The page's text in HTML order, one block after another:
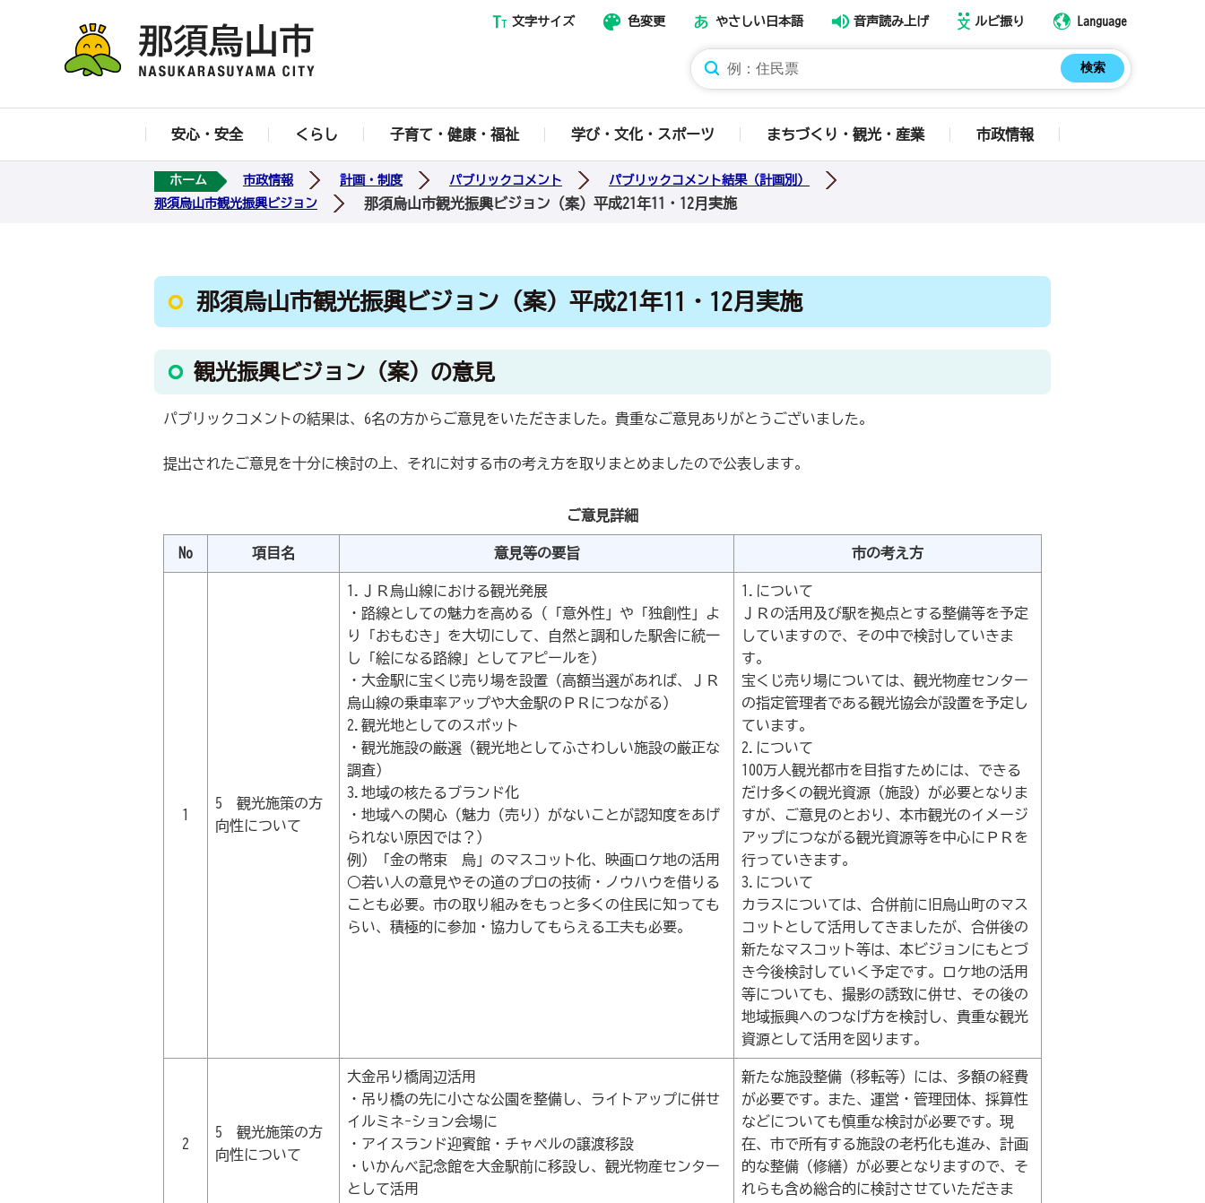
那須烏山市ホームページ
文字サイズ 色変更 やさしい日本語 音声読み上げ ルビ振り Language
安心・安全 くらし 子育て・健康・福祉 学び・文化・スポーツ まちづくり・観光・産業 市政情報
ホーム 市政情報 計画・制度 パブリックコメント
パブリックコメント結果（計画別）
那須烏山市観光振興ビジョン
那須烏山市観光振興ビジョン（案）平成21年11・12月実施
那須烏山市観光振興ビジョン（案）平成21年11・12月実施
観光振興ビジョン（案）の意見
パブリックコメントの結果は、6名の方からご意見をいただきました。貴重なご意見ありがとうございました。
提出されたご意見を十分に検討の上、それに対する市の考え方を取りまとめましたので公表します。
ご意見詳細
No 項目名 意見等の要旨 市の考え方
1
5 観光施策の方
向性について
1.ＪＲ烏山線における観光発展
・路線としての魅力を高める（「意外性」や「独創性」よ
り「おもむき」を大切にして、自然と調和した駅舎に統一
し「絵になる路線」としてアピールを）
・大金駅に宝くじ売り場を設置（高額当選があれば、ＪＲ
烏山線の乗車率アップや大金駅のＰＲにつながる）
2.観光地としてのスポット
・観光施設の厳選（観光地としてふさわしい施設の厳正な
調査）
3.地域の核たるブランド化
・地域への関心（魅力（売り）がないことが認知度をあげ
られない原因では？）
例）「金の幣束 烏」のマスコット化、映画ロケ地の活用
○若い人の意見やその道のプロの技術・ノウハウを借りる
ことも必要。市の取り組みをもっと多くの住民に知っても
らい、積極的に参加・協力してもらえる工夫も必要。
1.について
ＪＲの活用及び駅を拠点とする整備等を予定
していますので、その中で検討していきま
す。
宝くじ売り場については、観光物産センター
の指定管理者である観光協会が設置を予定し
ています。
2.について
100万人観光都市を目指すためには、できる
だけ多くの観光資源（施設）が必要となりま
すが、ご意見のとおり、本市観光のイメージ
アップにつながる観光資源等を中心にＰＲを
行っていきます。
3.について
カラスについては、合併前に旧烏山町のマス
コットとして活用してきましたが、合併後の
新たなマスコット等は、本ビジョンにもとづ
き今後検討していく予定です。ロケ地の活用
等についても、撮影の誘致に併せ、その後の
地域振興へのつなげ方を検討し、貴重な観光
資源として活用を図ります。
2
5 観光施策の方
向性について
大金吊り橋周辺活用
・吊り橋の先に小さな公園を整備し、ライトアップに併せ
イルミネｰション会場に
・アイスランド迎賓館・チャペルの譲渡移設
・いかんべ記念館を大金駅前に移設し、観光物産センター
として活用
新たな施設整備（移転等）には、多額の経費
が必要です。また、運営・管理団体、採算性
などについても慎重な検討が必要です。現
在、市で所有する施設の老朽化も進み、計画
的な整備（修繕）が必要となりますので、そ
れらも含め総合的に検討させていただきま